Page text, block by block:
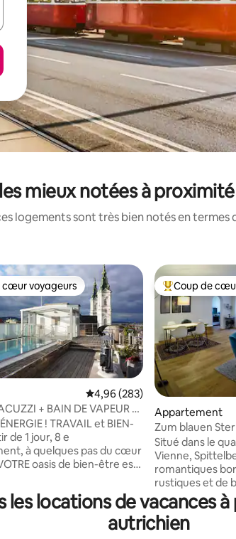
mieux notées à
logements sont très bien notés en
base de 416 commentaires : 4,9 sur 5
voyageurs les plus appréciés
cœur voyageurs
Évaluation moyenne sur la
4,96 (283)
+ BAIN DE VAPEUR +
pour votre détente
! TRAVAIL et BIEN-
à quelques pas du cœur
oasis de bien-être est
++. Inondé de
terrasse privée sur le toit
une piscine PRIVÉE, un
avec sauna et son téléphone,
Coups de cœur
Coup de
Appartement
Zum blauen
mémorable à
Situé dans le
Vienne,
romantiques
rustiques et de
restaurants
rencontre pour
appartement
les locations de vacances
autrichien